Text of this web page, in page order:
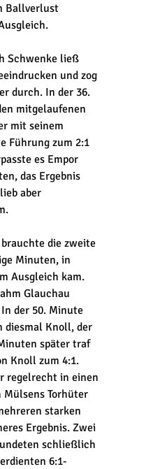
Ballverlust
Schwenke ließ
und zog
durch. In der 36.
mitgelaufenen
mit seinem
Führung zum 2:1
es Empor
das Ergebnis
aber
die zweite
Minuten, in
Ausgleich kam.
Glauchau
der 50. Minute
diesmal Knoll, der
später traf
Knoll zum 4:1.
regelrecht in einen
Torhüter
starken
Ergebnis. Zwei
schließlich
6:1-